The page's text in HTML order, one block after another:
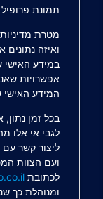
תמונת פרופיל
ואיזה
במידע האישי
אפשרויות
המידע האישי
בכל זמן
לגבי אי אלו
ועם הצוות
לכתובת
ומנוהלת כך